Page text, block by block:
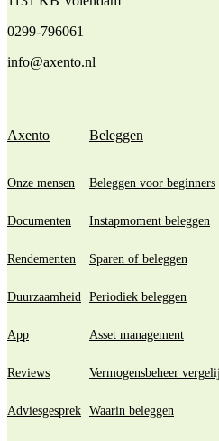
0299-796061
info@axento.nl
Axento
Onze mensen
Documenten
Rendementen
Duurzaamheid
App
Reviews
Adviesgesprek
Beleggen
Beleggen voor beginners
Instapmoment beleggen
Sparen of beleggen
Periodiek beleggen
Asset management
Vermogensbeheer
Waarin beleggen